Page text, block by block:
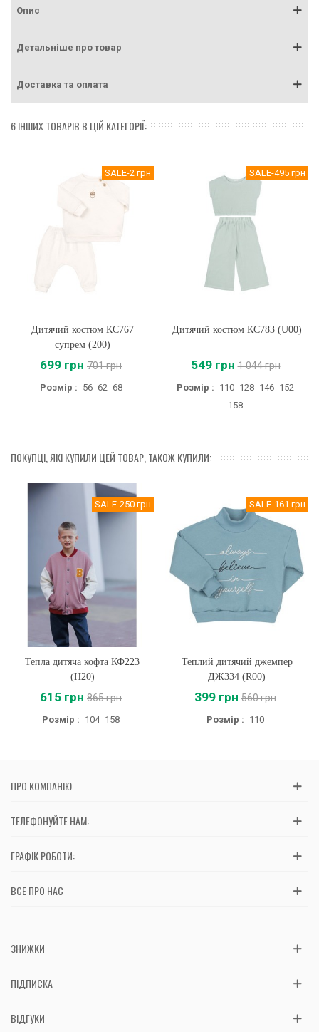
Опис
Детальніше про товар
Доставка та оплата
6 ІНШИХ ТОВАРІВ В ЦІЙ КАТЕГОРІЇ:
SALE-2 грн
Дитячий костюм КС767
супрем (200)
699 грн 701 грн
Розмір : 56 62 68
SALE-495 грн
Дитячий костюм КС783 (U00)
549 грн 1 044 грн
Розмір : 110 128 146 152
158
ПОКУПЦІ, ЯКІ КУПИЛИ ЦЕЙ ТОВАР, ТАКОЖ КУПИЛИ:
SALE-250 грн
Тепла дитяча кофта КФ223
(H20)
615 грн 865 грн
Розмір : 104 158
SALE-161 грн
Теплий дитячий джемпер
ДЖ334 (R00)
399 грн 560 грн
Розмір : 110
ПРО КОМПАНІЮ
ТЕЛЕФОНУЙТЕ НАМ:
ГРАФІК РОБОТИ:
ВСЕ ПРО НАС
ЗНИЖКИ
ПІДПИСКА
ВІДГУКИ